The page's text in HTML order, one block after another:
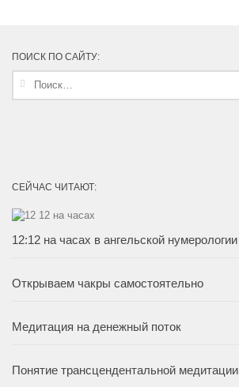
ПОИСК ПО САЙТУ:
Найти:
СЕЙЧАС ЧИТАЮТ:
12:12 на часах в ангельской нумерологии
Открываем чакры самостоятельно
Медитация на денежный поток
Понятие трансцендентальной медитации